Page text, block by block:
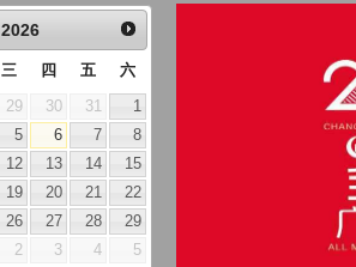
2026
三 四 五 六
29 30 31
1
5 6 7
8
12 13 14
15
19 20 21
22
26 27 28
29
2 3 4 5